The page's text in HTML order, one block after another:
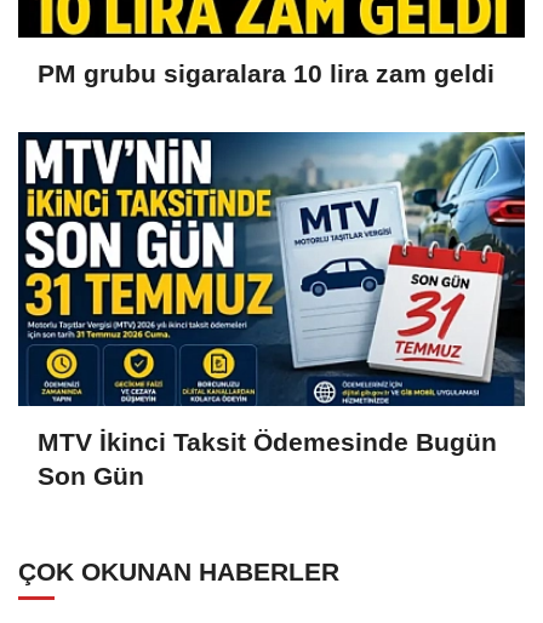
PM grubu sigaralara 10 lira zam geldi
MTV İkinci Taksit Ödemesinde Bugün
Son Gün
ÇOK OKUNAN HABERLER